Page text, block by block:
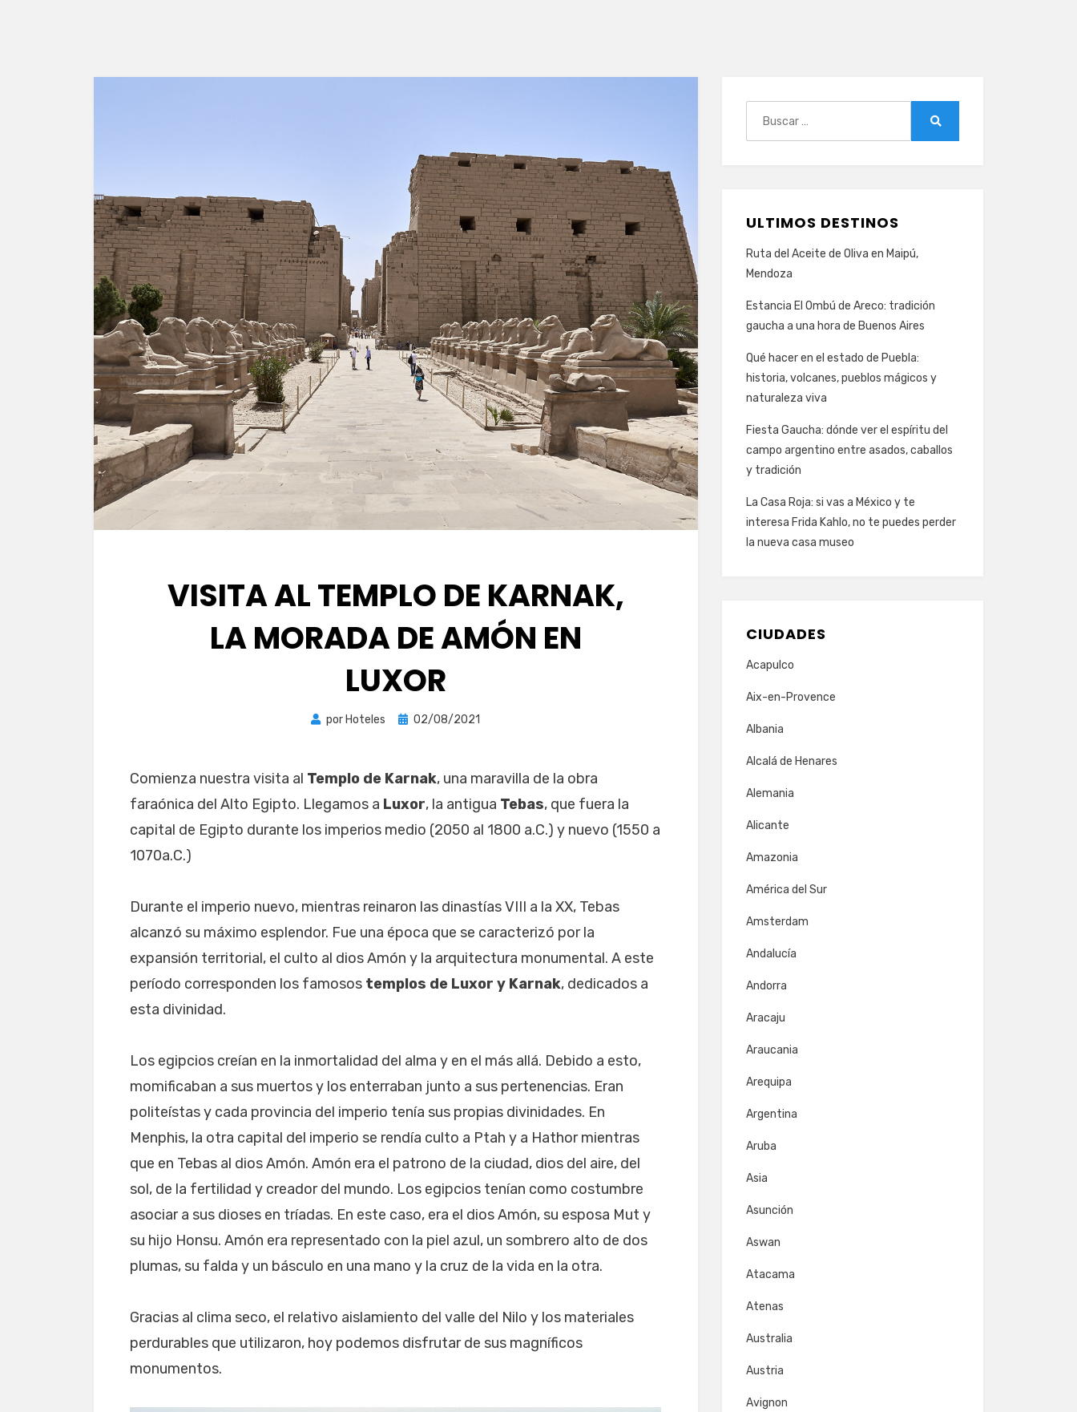
VISITA AL TEMPLO DE KARNAK,
LA MORADA DE AMÓN EN
LUXOR
por Hoteles
Publicada
02/08/2021
Comienza nuestra visita al Templo de Karnak, una maravilla de la obra
faraónica del Alto Egipto. Llegamos a Luxor, la antigua Tebas, que fuera la
capital de Egipto durante los imperios medio (2050 al 1800 a.C.) y nuevo (1550 a
1070a.C.)
Durante el imperio nuevo, mientras reinaron las dinastías VIII a la XX, Tebas
alcanzó su máximo esplendor. Fue una época que se caracterizó por la
expansión territorial, el culto al dios Amón y la arquitectura monumental. A este
período corresponden los famosos templos de Luxor y Karnak, dedicados a
esta divinidad.
Los egipcios creían en la inmortalidad del alma y en el más allá. Debido a esto,
momificaban a sus muertos y los enterraban junto a sus pertenencias. Eran
politeístas y cada provincia del imperio tenía sus propias divinidades. En
Menphis, la otra capital del imperio se rendía culto a Ptah y a Hathor mientras
que en Tebas al dios Amón. Amón era el patrono de la ciudad, dios del aire, del
sol, de la fertilidad y creador del mundo. Los egipcios tenían como costumbre
asociar a sus dioses en tríadas. En este caso, era el dios Amón, su esposa Mut y
su hijo Honsu. Amón era representado con la piel azul, un sombrero alto de dos
plumas, su falda y un básculo en una mano y la cruz de la vida en la otra.
Gracias al clima seco, el relativo aislamiento del valle del Nilo y los materiales
perdurables que utilizaron, hoy podemos disfrutar de sus magníficos
monumentos.
ULTIMOS DESTINOS
Ruta del Aceite de Oliva en Maipú,
Mendoza
Estancia El Ombú de Areco: tradición
gaucha a una hora de Buenos Aires
Qué hacer en el estado de Puebla:
historia, volcanes, pueblos mágicos y
naturaleza viva
Fiesta Gaucha: dónde ver el espíritu del
campo argentino entre asados, caballos
y tradición
La Casa Roja: si vas a México y te
interesa Frida Kahlo, no te puedes perder
la nueva casa museo
CIUDADES
Acapulco
Aix-en-Provence
Albania
Alcalá de Henares
Alemania
Alicante
Amazonia
América del Sur
Amsterdam
Andalucía
Andorra
Aracaju
Araucania
Arequipa
Argentina
Aruba
Asia
Asunción
Aswan
Atacama
Atenas
Australia
Austria
Avignon